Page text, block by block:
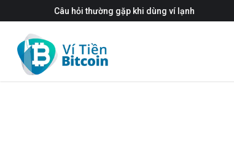
Câu hỏi thường gặp khi dùng ví lạnh